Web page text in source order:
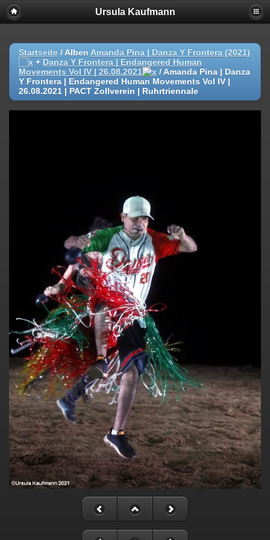
Ursula Kaufmann
Startseite / Alben Amanda Pina | Danza Y Frontera (2021)
+ Danza Y Frontera | Endangered Human
Movements Vol IV | 26.08.2021
/ Amanda Pina | Danza
Y Frontera | Endangered Human Movements Vol IV |
26.08.2021 | PACT Zollverein | Ruhrtriennale